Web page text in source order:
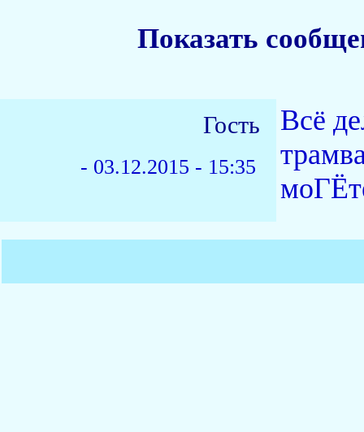
Показать
Гость
- 03.12.2015 - 15:35
Всё